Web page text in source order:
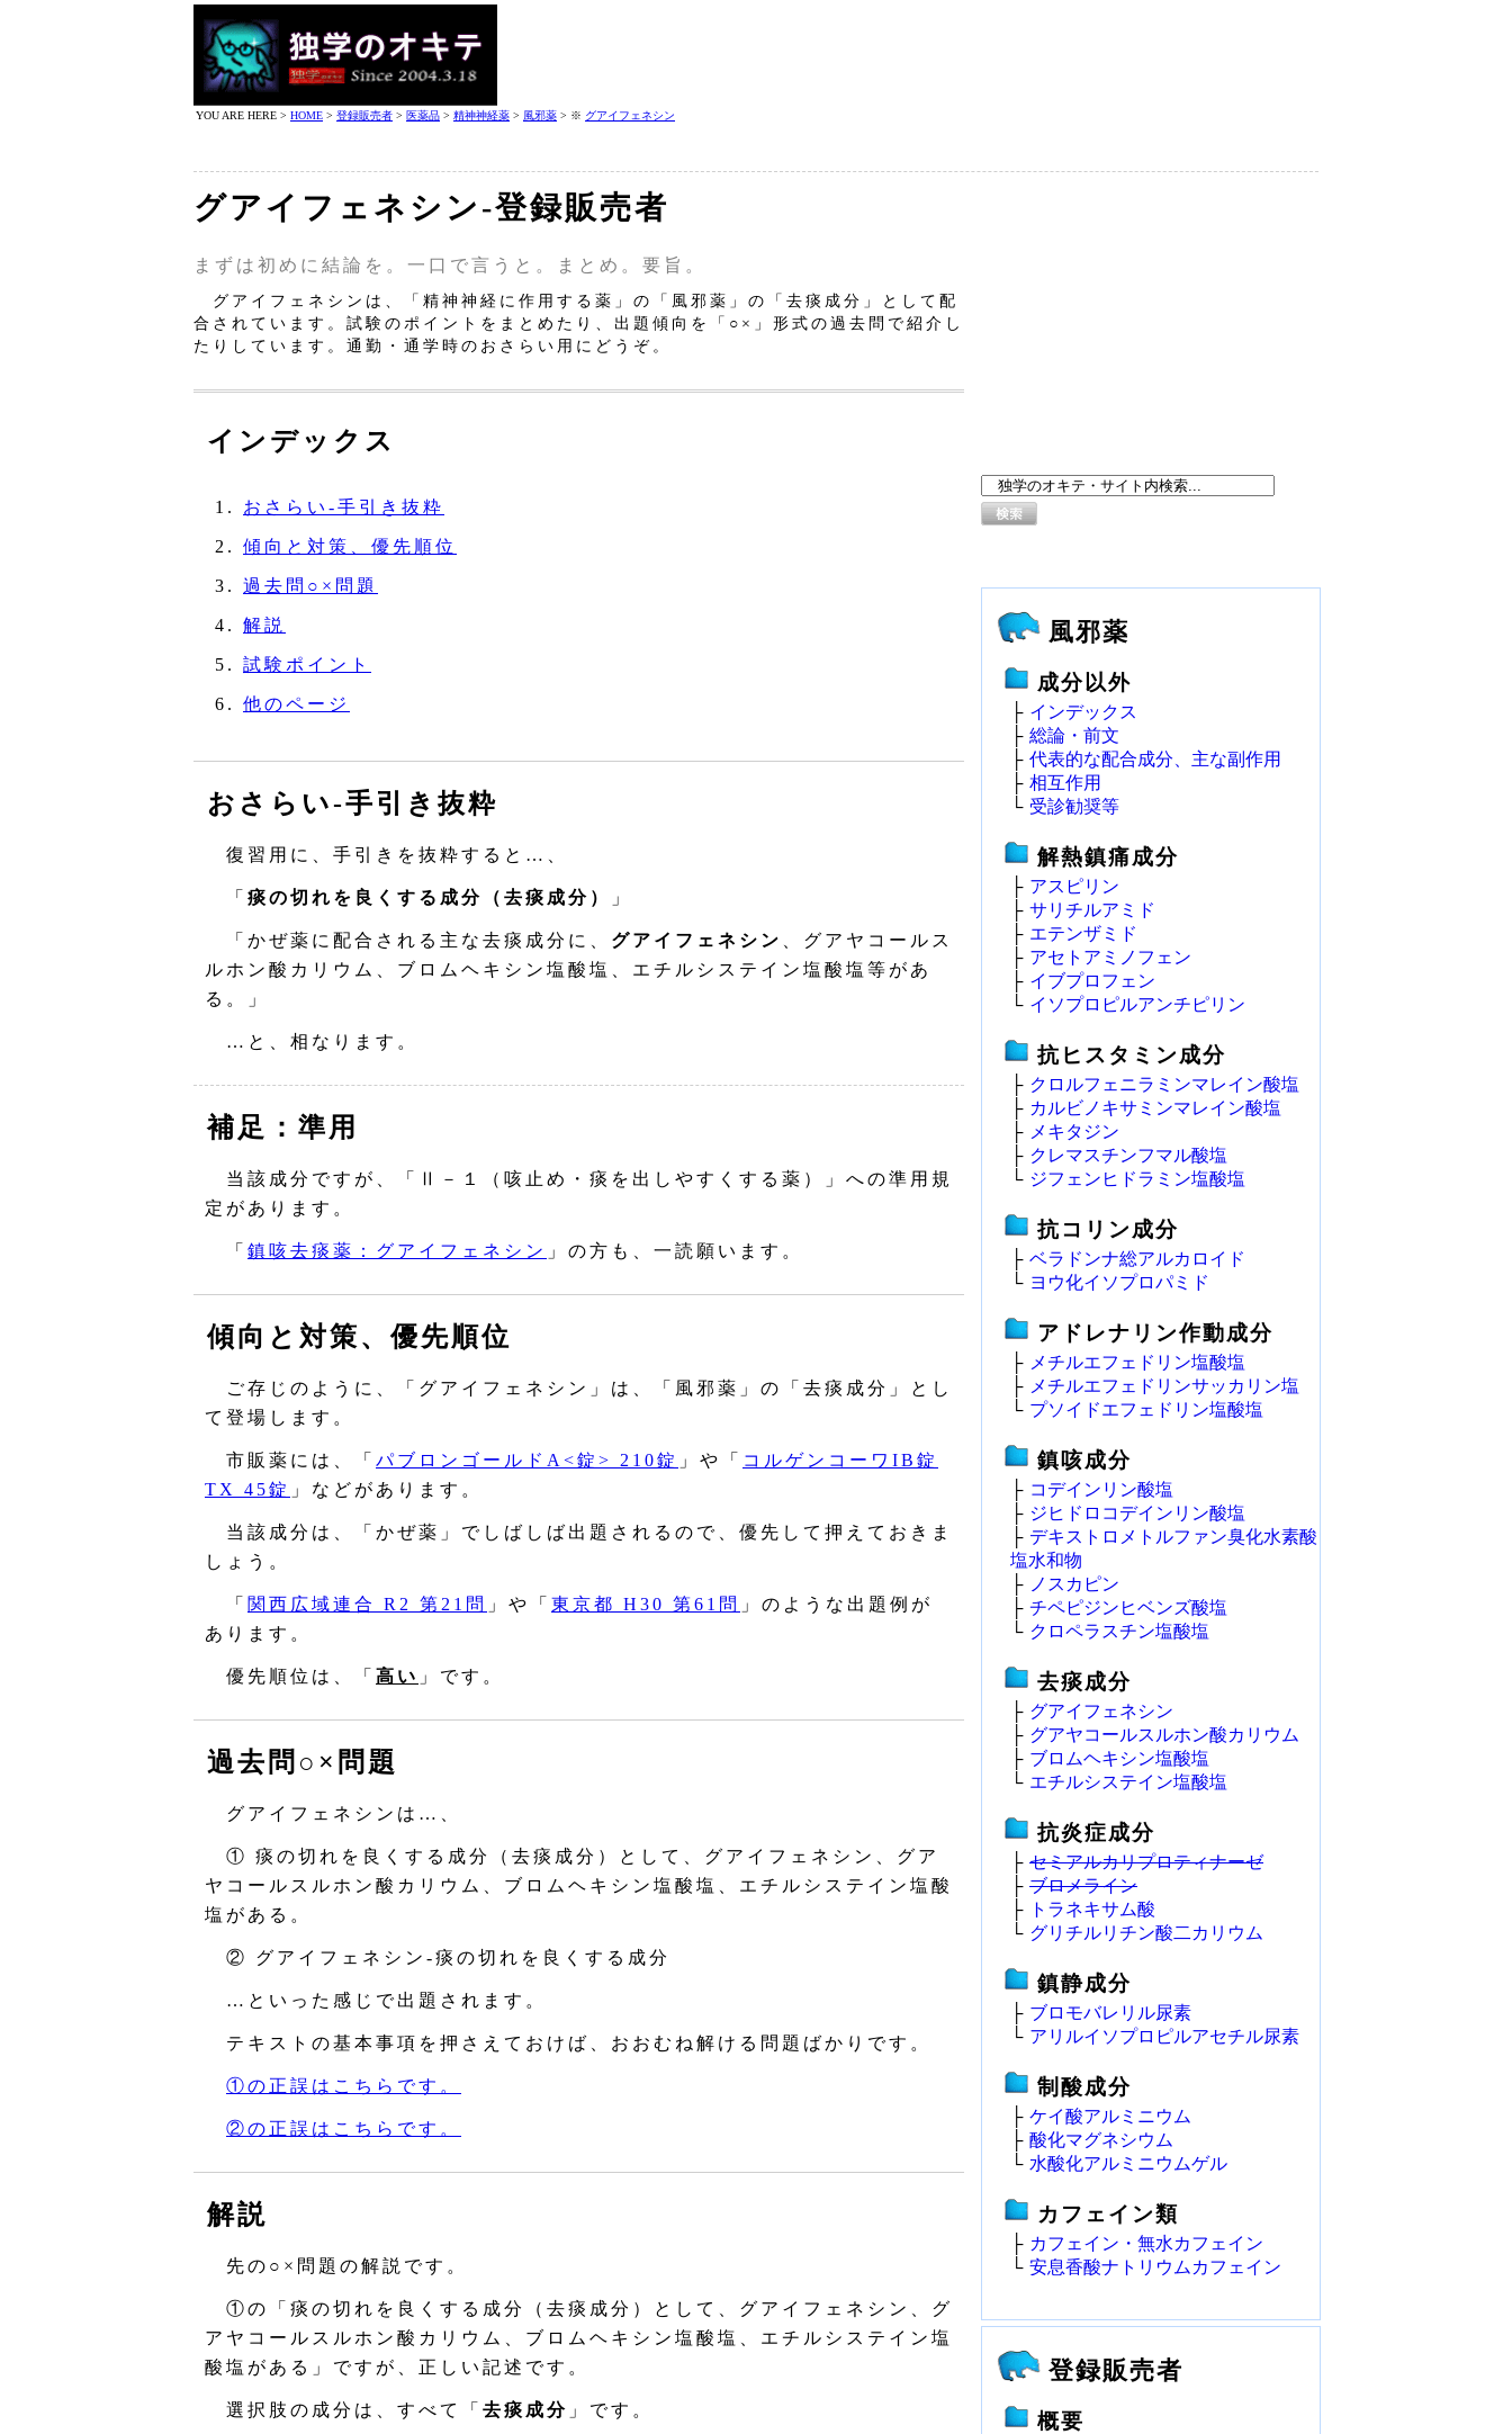
YOU ARE HERE > HOME > 登録販売者 > 医薬品 > 精神神経薬 > 風邪薬 > ※ グアイフェネシン
グアイフェネシン‐登録販売者
まずは初めに結論を。一口で言うと。まとめ。要旨。
グアイフェネシンは、「精神神経に作用する薬」の「風邪薬」の「去痰成分」として配
合されています。試験のポイントをまとめたり、出題傾向を「○×」形式の過去問で紹介し
たりしています。通勤・通学時のおさらい用にどうぞ。
インデックス
おさらい‐手引き抜粋
傾向と対策、優先順位
過去問○×問題
解説
試験ポイント
他のページ
おさらい‐手引き抜粋
復習用に、手引きを抜粋すると…、
「 痰の切れを良くする成分（去痰成分） 」
「かぜ薬に配合される主な去痰成分に、 グアイフェネシン
、グアヤコールス
ルホン酸カリウム、ブロムヘキシン塩酸塩、エチルシステイン塩酸塩等があ
る。」
…と、相なります。
補足：準用
当該成分ですが、「Ⅱ－１（咳止め・痰を出しやすくする薬）」への準用規
定があります。
「 鎮咳去痰薬：グアイフェネシン 」の方も、一読願います。
傾向と対策、優先順位
ご存じのように、「グアイフェネシン」は、「風邪薬」の「去痰成分」とし
て登場します。
市販薬には、「 パブロンゴールドA<錠> 210錠 」や「
コルゲンコーワIB錠
TX 45錠 」などがあります。
当該成分は、「かぜ薬」でしばしば出題されるので、優先して押えておきま
しょう。
「 関西広域連合 R2 第21問 」や「 東京都 H30 第61問 」のような出題例が
あります。
優先順位は、「 高い 」です。
過去問○×問題
グアイフェネシンは…、
① 痰の切れを良くする成分（去痰成分）として、グアイフェネシン、グア
ヤコールスルホン酸カリウム、ブロムヘキシン塩酸塩、エチルシステイン塩酸
塩がある。
② グアイフェネシン‐痰の切れを良くする成分
…といった感じで出題されます。
テキストの基本事項を押さえておけば、おおむね解ける問題ばかりです。
①の正誤はこちらです。
②の正誤はこちらです。
解説
先の○×問題の解説です。
①の「痰の切れを良くする成分（去痰成分）として、グアイフェネシン、グ
アヤコールスルホン酸カリウム、ブロムヘキシン塩酸塩、エチルシステイン塩
酸塩がある」ですが、正しい記述です。
選択肢の成分は、すべて「 去痰成分 」です。
風邪薬
成分以外
├ インデックス
├ 総論・前文
├ 代表的な配合成分、主な副作用
├ 相互作用
└ 受診勧奨等
解熱鎮痛成分
├ アスピリン
├ サリチルアミド
├ エテンザミド
├ アセトアミノフェン
├ イブプロフェン
└ イソプロピルアンチピリン
抗ヒスタミン成分
├ クロルフェニラミンマレイン酸塩
├ カルビノキサミンマレイン酸塩
├ メキタジン
├ クレマスチンフマル酸塩
└ ジフェンヒドラミン塩酸塩
抗コリン成分
├ ベラドンナ総アルカロイド
└ ヨウ化イソプロパミド
アドレナリン作動成分
├ メチルエフェドリン塩酸塩
├ メチルエフェドリンサッカリン塩
└ プソイドエフェドリン塩酸塩
鎮咳成分
├ コデインリン酸塩
├ ジヒドロコデインリン酸塩
├ デキストロメトルファン臭化水素酸
塩水和物
├ ノスカピン
├ チペピジンヒベンズ酸塩
└ クロペラスチン塩酸塩
去痰成分
├ グアイフェネシン
├ グアヤコールスルホン酸カリウム
├ ブロムヘキシン塩酸塩
└ エチルシステイン塩酸塩
抗炎症成分
├ セミアルカリプロティナーゼ
├ ブロメライン
├
トラネキサム酸
└ グリチルリチン酸二カリウム
鎮静成分
├ ブロモバレリル尿素
└ アリルイソプロピルアセチル尿素
制酸成分
├ ケイ酸アルミニウム
├ 酸化マグネシウム
└ 水酸化アルミニウムゲル
カフェイン類
├ カフェイン・無水カフェイン
└ 安息香酸ナトリウムカフェイン
登録販売者
概要